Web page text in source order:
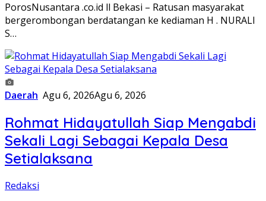
PorosNusantara .co.id ll Bekasi – Ratusan masyarakat
bergerombongan berdatangan ke kediaman H . NURALI
S…
Daerah Agu 6, 2026Agu 6, 2026
Rohmat Hidayatullah Siap Mengabdi
Sekali Lagi Sebagai Kepala Desa
Setialaksana
Redaksi